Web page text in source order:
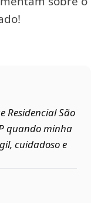
Residencial São
quando minha
cuidadoso e